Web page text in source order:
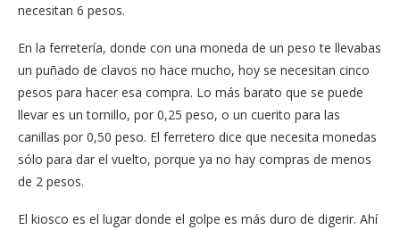
necesitan 6 pesos.
En la ferretería, donde con una moneda de un peso te llevabas
un puñado de clavos no hace mucho, hoy se necesitan cinco
pesos para hacer esa compra. Lo más barato que se puede
llevar es un tornillo, por 0,25 peso, o un cuerito para las
canillas por 0,50 peso. El ferretero dice que necesita monedas
sólo para dar el vuelto, porque ya no hay compras de menos
de 2 pesos.
El kiosco es el lugar donde el golpe es más duro de digerir. Ahí